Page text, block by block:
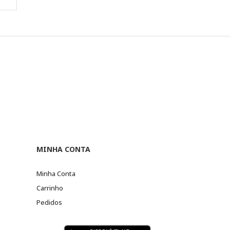
MINHA CONTA
Minha Conta
Carrinho
Pedidos